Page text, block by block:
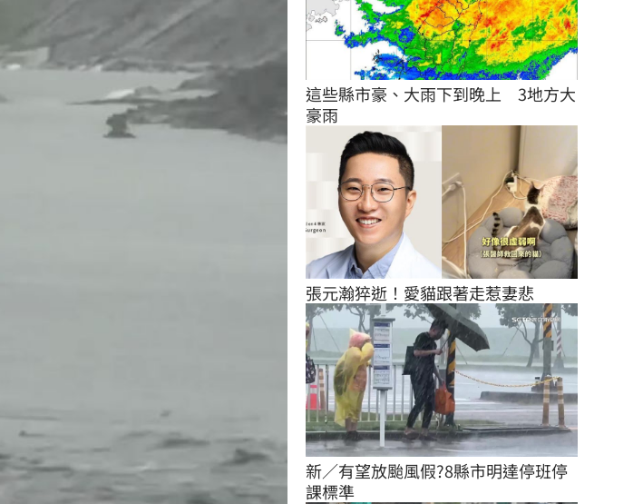
這些縣市豪、大雨下到晚上　3地方大
豪雨
張元瀚猝逝！愛貓跟著走惹妻悲
新／有望放颱風假?8縣市明達停班停
課標準